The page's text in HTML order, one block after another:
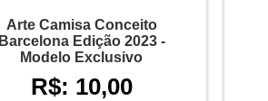
Arte Camisa Conceito
Barcelona Edição 2023 -
Modelo Exclusivo
R$: 10,00